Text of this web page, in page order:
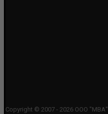
Copyright © 2007 - 2026 ООО "МВА"